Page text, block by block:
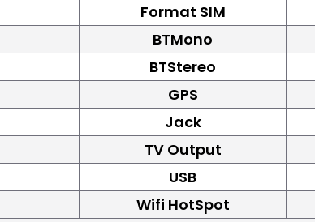
Format SIM
BTMono
BTStereo
GPS
Jack
TV Output
USB
Wifi HotSpot